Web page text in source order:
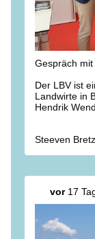
Gespräch
Der LBV ist
Landwirte in
Hendrik
Rindern,
achten
in den Ferien
Steeven Bretz
vor17